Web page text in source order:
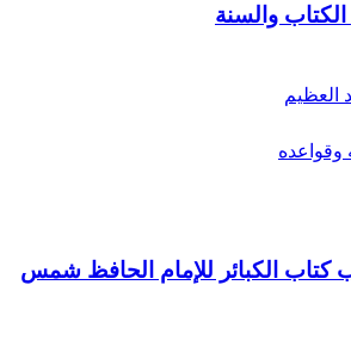
والسنة
العظيم
كتاب الكبائر للإمام الحافظ شمس